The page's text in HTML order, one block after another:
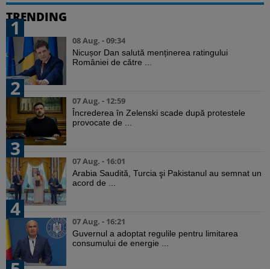
TRENDING
1
08 Aug. - 09:34
Nicușor Dan salută menținerea ratingului
României de către ...
2
07 Aug. - 12:59
Încrederea în Zelenski scade după protestele
provocate de ...
3
07 Aug. - 16:01
Arabia Saudită, Turcia şi Pakistanul au semnat un
acord de ...
4
07 Aug. - 16:21
Guvernul a adoptat regulile pentru limitarea
consumului de energie ...